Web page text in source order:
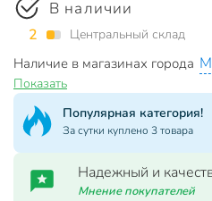
В наличии
2 Центральный склад
Наличие в магазинах города
Показать
Популярная категория!
За сутки куплено 3 товара
Надежный и
Мнение покупателей